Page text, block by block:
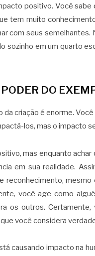
positivo. Você sabe
tem muito
com seus semelhantes.
sozinho em um quarto
DO
criação é enorme.
los, mas o impacto
mas enquanto achar
em sua realidade.
mesmo
você age como
os outros.
você considera
causando impacto na